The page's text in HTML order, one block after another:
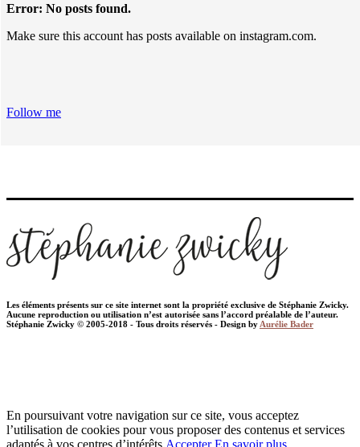
Error: No posts found.
Make sure this account has posts available on instagram.com.
Follow me
Les éléments présents sur ce site internet sont la propriété exclusive de Stéphanie Zwicky.
Aucune reproduction ou utilisation n’est autorisée sans l’accord préalable de l’auteur.
Stéphanie Zwicky © 2005-2018 - Tous droits réservés - Design by Aurélie Bader
En poursuivant votre navigation sur ce site, vous acceptez
l’utilisation de cookies pour vous proposer des contenus et services
adaptés à vos centres d’intérêts.Accepter En savoir plus